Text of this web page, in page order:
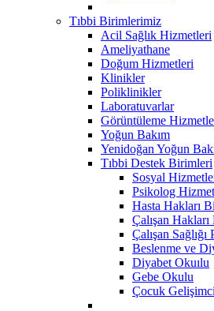
Tıbbi Birimlerimiz
Acil Sağlık Hizmetleri
Ameliyathane
Doğum Hizmetleri
Klinikler
Poliklinikler
Laboratuvarlar
Görüntüleme
Yoğun Bakım
Yenidoğan Yoğun
Tıbbi Destek Birimleri
Sosyal
Psikolog
Hasta Hakları
Çalışan
Çalışan
Beslenme ve
Diyabet Okuılu
Gebe Okulu
Çocuk